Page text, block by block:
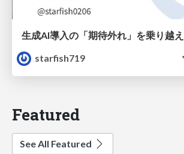
starfish719
Featured
See All Featured